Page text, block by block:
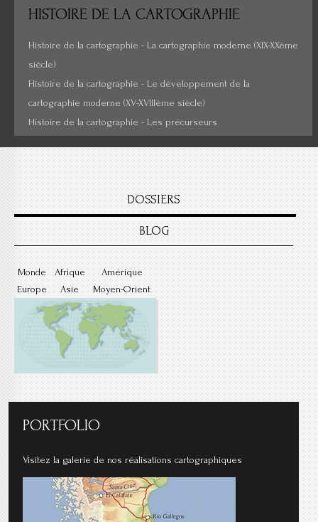
Cartes insolites, anciennes...
HISTOIRE DE LA CARTOGRAPHIE
Histoire de la cartographie - La cartographie moderne (XIX-XXème
siècle)
Histoire de la cartographie - Le développement de la
cartographie moderne (XV-XVIIIème siècle)
Histoire de la cartographie - Les précurseurs
DOSSIERS
BLOG
Monde
Europe
Afrique
Asie
Amérique
Moyen-Orient
PORTFOLIO
Visitez la galerie de nos réalisations cartographiques